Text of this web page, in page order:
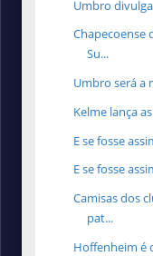
Umbro
Chapecoense
Su...
Umbro será a
Kelme lança
E se fosse
E se fosse
Camisas dos
pat...
Hoffenheim é